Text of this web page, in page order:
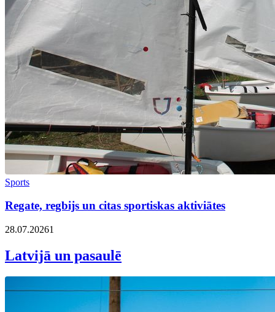
Sports
Regate, regbijs un citas sportiskas aktiviātes
28.07.20261
Latvijā un pasaulē